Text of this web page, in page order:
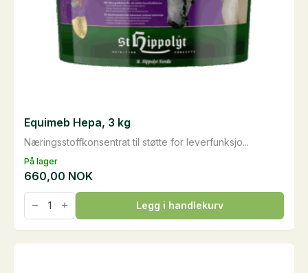
På lager
Næringsstoffkonsentrat til støtte for leverfunksjo...
Equimeb Hepa, 3 kg
660,00 NOK
Equimeb
Hepa,
3
kg
Legg i handlekurv